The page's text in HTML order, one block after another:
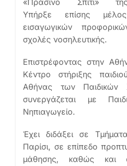
«Πράσινο Σπίτι»
Υπήρξε επίσης
εισαγωγικών
σχολές νοσηλευτικής.
Επιστρέφοντας στην
Κέντρο στήριξης
Αθήνας των Παιδικών
συνεργάζεται με
Νηπιαγωγείο.
Έχει διδάξει σε
Παρίσι, σε επίπεδο
μάθησης, καθώς και